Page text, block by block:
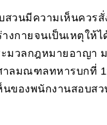
สวนมีความเห็นควร
งกายจนเป็นเหตุให้
มวลกฎหมายอาญา
าลมณฑลทหารบกที่
นของพนักงานสอบสว